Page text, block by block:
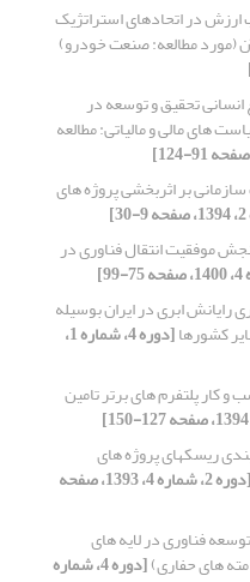
در اتحادهای استراتژیک
آن (مورد مطالعه: صنعت خودرو)
تحقیق و توسعه در
های مالی و مالیاتی: مطالعه
بر اثربخشی پروژه های
موفقیت انتقال فناوری در
رایانش ابری در ایران بوسیله
کشورها [دوره 4، شماره 1،
کار پلتفرم های برتر تامین
ریسکهای پروژه های
[دوره 2، شماره 4، 1393، صفحه
فناوری در لایه های
های حفاری) [دوره 4، شماره